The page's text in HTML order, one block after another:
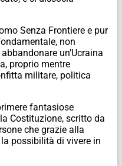
Senza Frontiere e pur
non
un’Ucraina
proprio mentre
militare, politica
fantasiose
Costituzione, scritto da
che grazie alla
possibilità di vivere in